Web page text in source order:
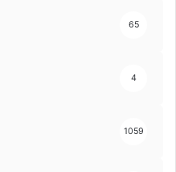
65
4
1059